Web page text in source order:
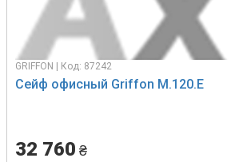
GRIFFON | Код: 87242
Сейф офисный Griffon M.120.E
32 760 ₴